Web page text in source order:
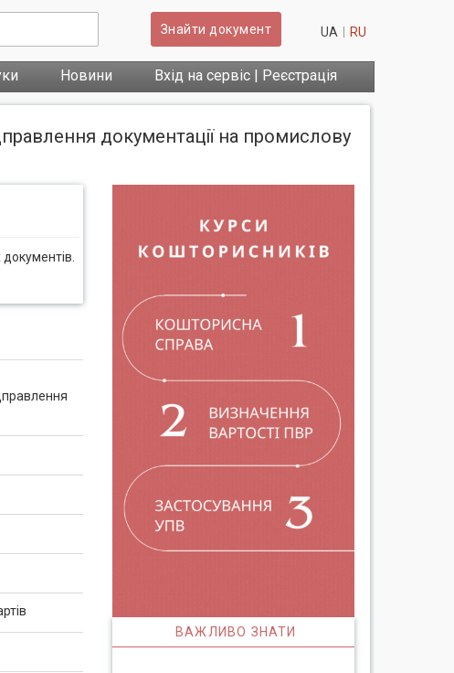
Знайти документ UA RU
Новини Вхід на сервіс | Реєстрація
документації на промислову
ВАЖЛИВО ЗНАТИ